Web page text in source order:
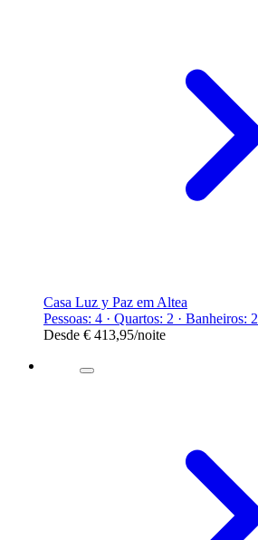
Casa Luz y Paz em Altea
Pessoas: 4 · Quartos: 2 · Banheiros: 2
Desde € 413,95/noite